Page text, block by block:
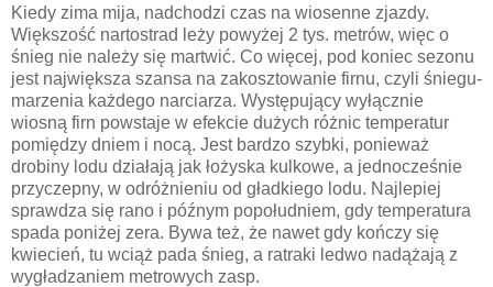
Kiedy zima mija, nadchodzi czas na wiosenne zjazdy.
Większość nartostrad leży powyżej 2 tys. metrów, więc o
śnieg nie należy się martwić. Co więcej, pod koniec sezonu
jest największa szansa na zakosztowanie firnu, czyli śniegu-
marzenia każdego narciarza. Występujący wyłącznie
wiosną firn powstaje w efekcie dużych różnic temperatur
pomiędzy dniem i nocą. Jest bardzo szybki, ponieważ
drobiny lodu działają jak łożyska kulkowe, a jednocześnie
przyczepny, w odróżnieniu od gładkiego lodu. Najlepiej
sprawdza się rano i późnym popołudniem, gdy temperatura
spada poniżej zera. Bywa też, że nawet gdy kończy się
kwiecień, tu wciąż pada śnieg, a ratraki ledwo nadążają z
wygładzaniem metrowych zasp.